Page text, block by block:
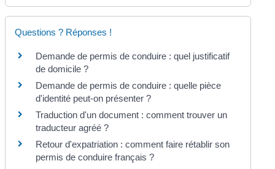
Questions ? Réponses !
Demande de permis de conduire : quel justificatif
de domicile ?
Demande de permis de conduire : quelle pièce
d'identité peut-on présenter ?
Traduction d'un document : comment trouver un
traducteur agréé ?
Retour d'expatriation : comment faire rétablir son
permis de conduire français ?